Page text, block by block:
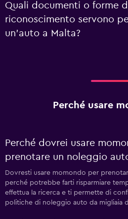
Quali documenti o forme
riconoscimento servono
un'auto a Malta?
Perché usare
Perché dovrei usare
prenotare un noleggio
Dovresti usare momondo per
perché potrebbe farti risparmiare
effettua la ricerca e ti permette di
politiche di noleggio auto da migliaia